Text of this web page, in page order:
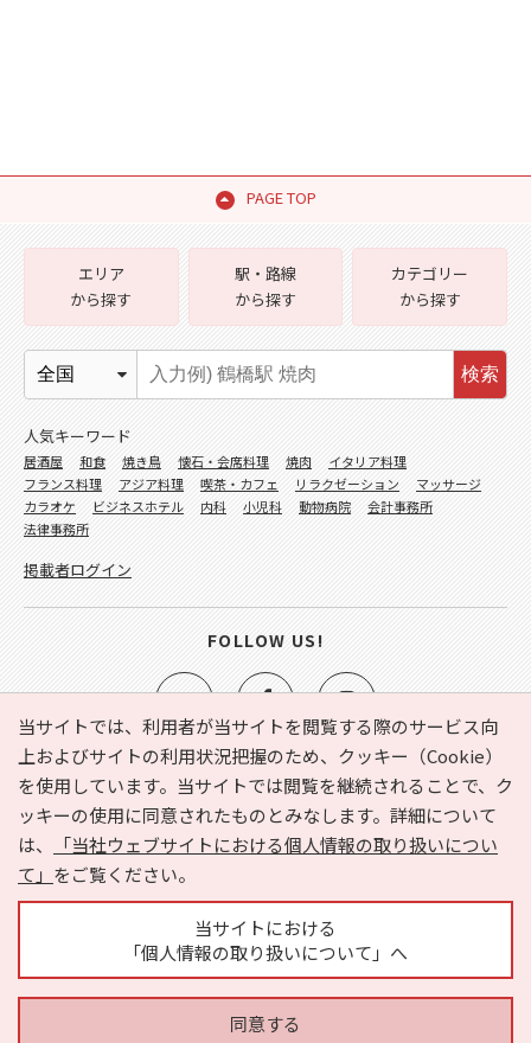
PAGE TOP
当サイトでは、利用者が当サイトを閲覧する際のサービス向
上およびサイトの利用状況把握のため、クッキー（Cookie）
を使用しています。当サイトでは閲覧を継続されることで、ク
ッキーの使用に同意されたものとみなします。詳細について
は、
「当社ウェブサイトにおける個人情報の取り扱いについ
て」 をご覧ください。
当サイトにおける
「個人情報の取り扱いについて」へ
同意する
e-NAVITA（イーナビタ）とは？ お気に入り
ヘルプ
利用規約
個人情報の取り扱いについて
運営会社
サイトマップ
広告掲載に関するお問い合わせ
エリア
から探す
駅・路線
から探す
カテゴリー
から探す
検索
人気キーワード
居酒屋 和食 焼き鳥 懐石・会席料理 焼肉
イタリア料理
フランス料理
アジア料理 喫茶・カフェ リラクゼーション
マッサージ
カラオケ
ビジネスホテル 内科 小児科 動物病院
会計事務所
法律事務所
掲載者ログイン
FOLLOW US!